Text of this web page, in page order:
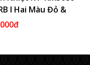
I Hai Màu Đỏ &
Dùng Cho Máy